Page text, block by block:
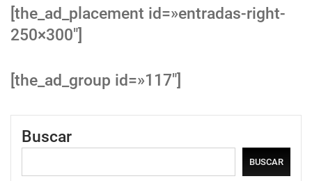
[the_ad_placement id=»entradas-right-
250×300″]
[the_ad_group id=»117″]
Buscar
BUSCAR